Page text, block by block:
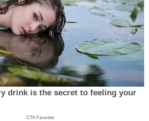
drink is the secret to feeling your
CTA Favorite